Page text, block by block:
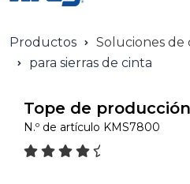
Productos
Soluciones de
para sierras de cinta
Tope de producción
N.º de artículo KMS7800